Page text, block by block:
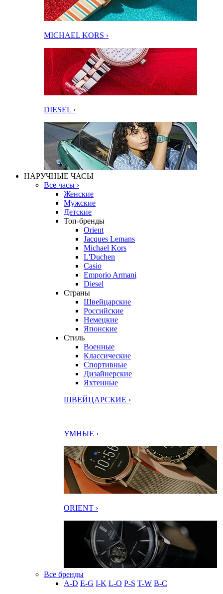
MICHAEL KORS ›
DIESEL ›
НАРУЧНЫЕ ЧАСЫ
Все часы ›
Женские
Мужские
Детские
Топ-бренды
Orient
Jacques Lemans
Michael Kors
L'Duchen
Casio
Emporio Armani
Diesel
Страны
Швейцарские
Российские
Немецкие
Японские
Стиль
Военные
Классические
Спортивные
Дизайнерские
Яхтенные
ШВЕЙЦАРСКИЕ ›
УМНЫЕ ›
ORIENT ›
Все бренды
A-D E-G I-K L-O P-S T-W В-С